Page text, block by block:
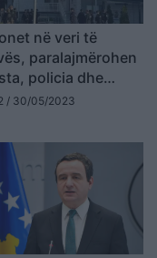
në veri të
paralajmërohen
policia dhe
i në gatishmëri
/ 30/05/2023